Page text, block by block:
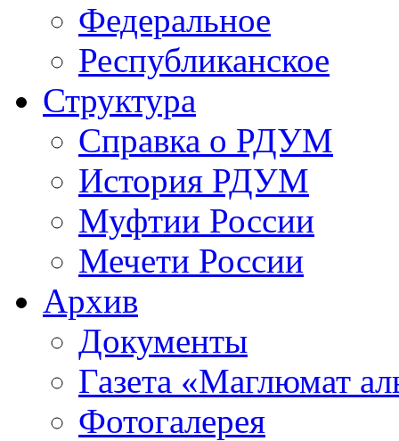
Федеральное
Республиканское
Структура
Справка о РДУМ
История РДУМ
Муфтии России
Мечети России
Архив
Документы
Газета «Маглюмат
Фотогалерея